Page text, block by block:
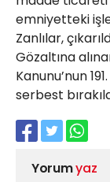
emniyetteki
Zanlılar,
Gözaltına
Kanunu’nun
serbest
Yorumyaz